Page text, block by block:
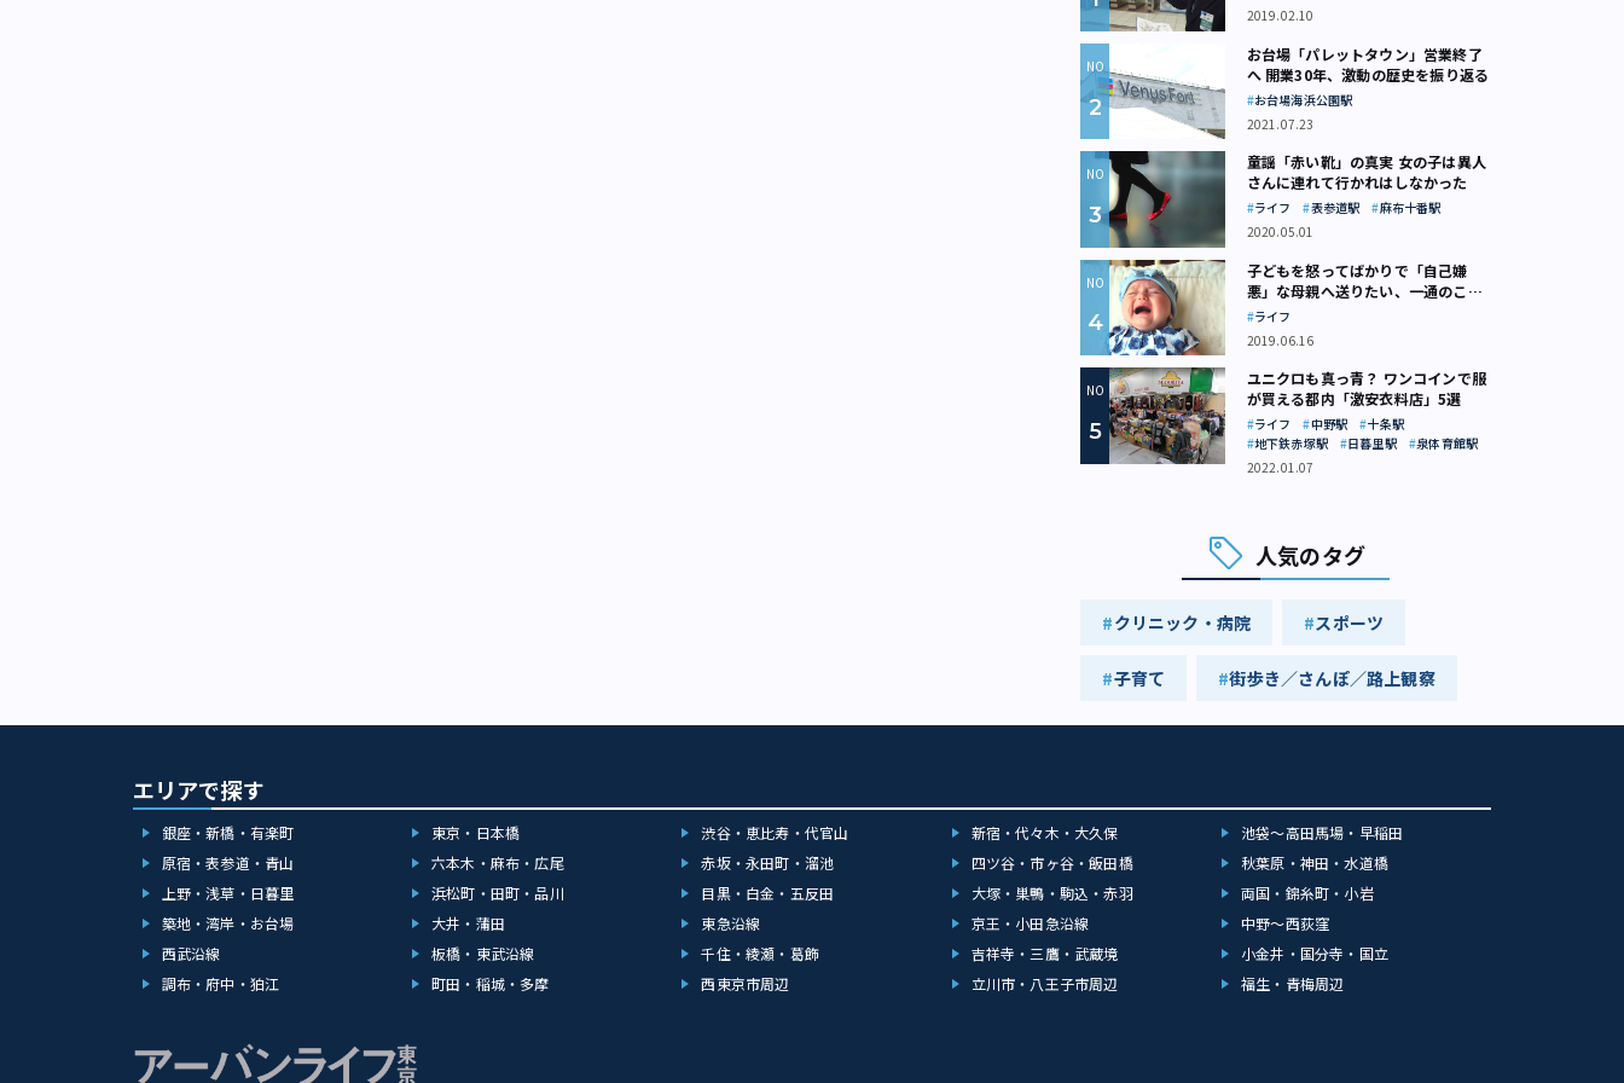
2019.02.10
お台場「パレットタウン」営業終了
へ 開業30年、激動の歴史を振り返る
お台場海浜公園駅
2021.07.23
童謡「赤い靴」の真実 女の子は異人
さんに連れて行かれはしなかった
ライフ 表参道駅
麻布十番駅
2020.05.01
子どもを怒ってばかりで「自己嫌
悪」な母親へ送りたい、一通のここ
ろの処方箋
ライフ
2019.06.16
ユニクロも真っ青？ ワンコインで服
が買える都内「激安衣料店」5選
ライフ 中野駅
十条駅
地下鉄赤塚駅
日暮里駅
泉体育館駅
2022.01.07
人気のタグ
クリニック・病院 スポーツ
子育て 街歩き／さんぽ／路上観察
エリアで探す
銀座・新橋・有楽町 東京・日本橋 渋谷・恵比寿・代官山 新宿・代々木・大久保
池袋～高田馬場・早稲田
原宿・表参道・青山
六本木・麻布・広尾 赤坂・永田町・溜池 四ツ谷・市ヶ谷・飯田橋
秋葉原・神田・水道橋
上野・浅草・日暮里
浜松町・田町・品川 目黒・白金・五反田 大塚・巣鴨・駒込・赤羽
両国・錦糸町・小岩
築地・湾岸・お台場
大井・蒲田 東急沿線 京王・小田急沿線
中野～西荻窪
西武沿線
板橋・東武沿線 千住・綾瀬・葛飾 吉祥寺・三鷹・武蔵境
小金井・国分寺・国立
調布・府中・狛江
町田・稲城・多摩 西東京市周辺 立川市・八王子市周辺 福生・青梅周辺